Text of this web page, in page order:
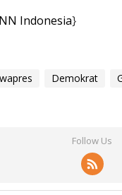
Indonesia}
Demokrat
Follow Us